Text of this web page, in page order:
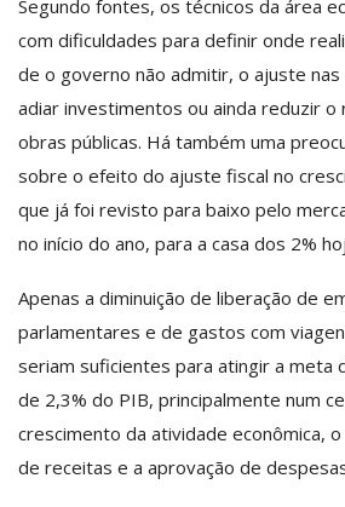
Segundo fontes, os técnicos da área
com dificuldades para definir onde
de o governo não admitir, o ajuste
adiar investimentos ou ainda reduzir o
obras públicas. Há também uma
sobre o efeito do ajuste fiscal no
que já foi revisto para baixo pelo
no início do ano, para a casa dos 2%
Apenas a diminuição de liberação de
parlamentares e de gastos com
seriam suficientes para atingir a meta
de 2,3% do PIB, principalmente num
crescimento da atividade econômica,
de receitas e a aprovação de